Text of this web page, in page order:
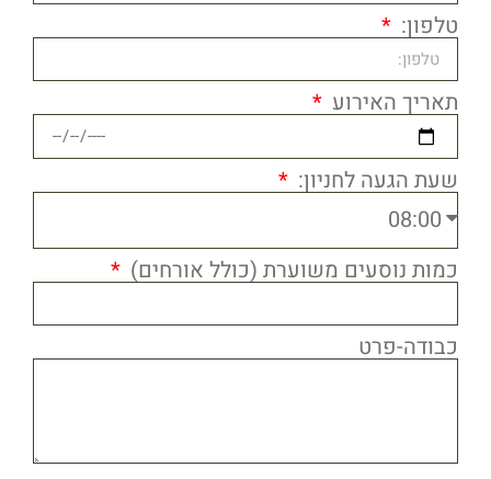
טלפון:
תאריך האירוע
שעת הגעה לחניון:
כמות נוסעים משוערת (כולל אורחים)
כבודה-פרט